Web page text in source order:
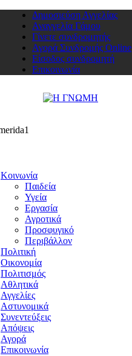
Δημοσιεύση Αγγελίας
Αναγγελία Γάμου
Γίνετε συνδρομητής
Αγορά Συνδρομής Online
Είσοδος συνδρομητή
Επικοινωνία
Κοινωνία
Παιδεία
Υγεία
Εργασία
Αγροτικά
Προσφυγικό
Περιβάλλον
Πολιτική
Οικονομία
Πολιτισμός
Αθλητικά
Αγγελίες
Αστυνομικά
Συνεντεύξεις
Απόψεις
Αγορά
Επικοινωνία